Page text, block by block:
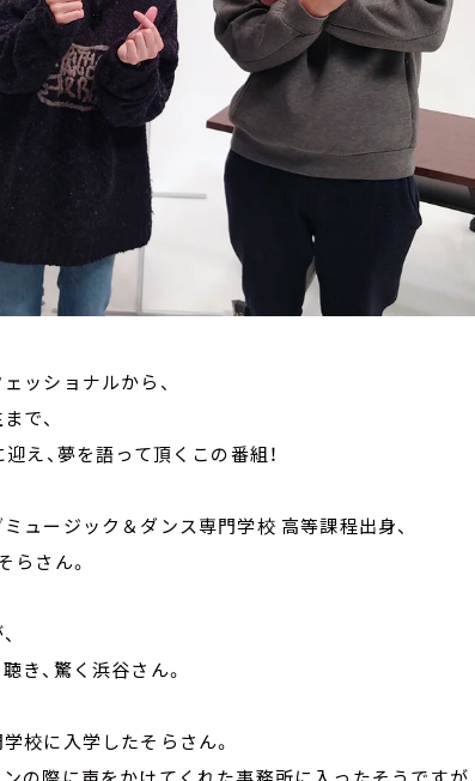
ッショナルから、
で、
え、夢を語って頂くこの番組！
ュージック＆ダンス専門学校 高等課程出身、
らさん。
き、驚く浜谷さん。
校に入学したそらさん。